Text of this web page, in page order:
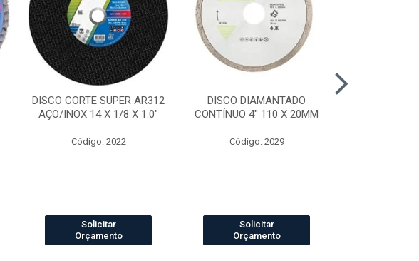
DISCO CORTE SUPER AR312
AÇO/INOX 14 X 1/8 X 1.0"
Código: 2022
Solicitar
Orçamento
DISCO DIAMANTADO
CONTÍNUO 4" 110 X 20MM
Código: 2029
Solicitar
Orçamento